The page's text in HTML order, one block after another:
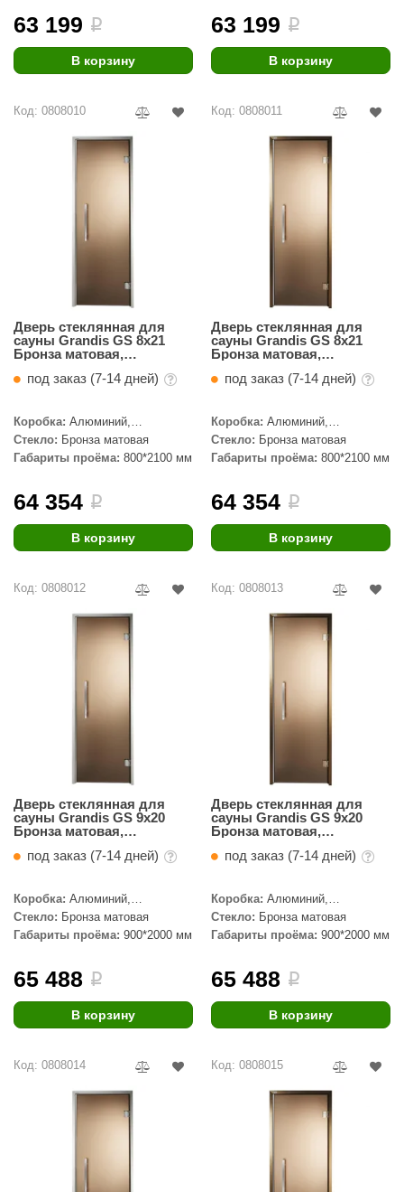
63 199 i
В корзину
63 199 i
В корзину
Код: 0808010
Дверь стеклянная для
сауны Grandis GS 8x21
Бронза матовая,
под заказ (7-14 дней)
Коробка: Алюминий,
Серебристый профиль
Стекло: Бронза матовая
Габариты проёма: 800*2100 мм
64 354 i
В корзину
Код: 0808011
Дверь стеклянная для
сауны Grandis GS 8x21
Бронза матовая,
под заказ (7-14 дней)
Коробка: Алюминий,
Бронзовый профиль
Стекло: Бронза матовая
Габариты проёма: 800*2100 мм
64 354 i
В корзину
Код: 0808012
Дверь стеклянная для
сауны Grandis GS 9x20
Бронза матовая,
под заказ (7-14 дней)
Коробка: Алюминий,
Серебристый профиль
Стекло: Бронза матовая
Габариты проёма: 900*2000 мм
65 488 i
В корзину
Код: 0808013
Дверь стеклянная для
сауны Grandis GS 9x20
Бронза матовая,
под заказ (7-14 дней)
Коробка: Алюминий,
Бронзовый профиль
Стекло: Бронза матовая
Габариты проёма: 900*2000 мм
65 488 i
В корзину
Код: 0808014 Код: 0808015